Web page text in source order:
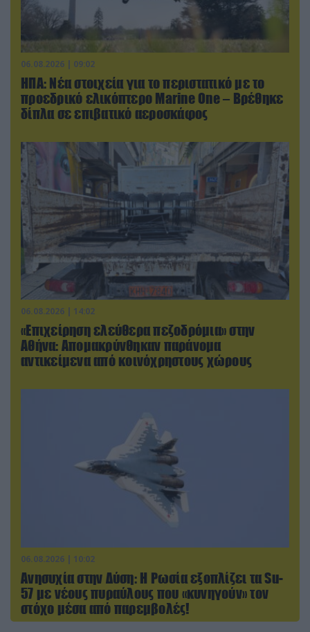
06.08.2026 | 09:02
ΗΠΑ: Nέα στοιχεία για το περιστατικό με το
προεδρικό ελικόπτερο Marine One – Βρέθηκε
δίπλα σε επιβατικό αεροσκάφος
06.08.2026 | 14:02
«Επιχείρηση ελεύθερα πεζοδρόμια» στην
Αθήνα: Απομακρύνθηκαν παράνομα
αντικείμενα από κοινόχρηστους χώρους
06.08.2026 | 10:02
Ανησυχία στην Δύση: H Ρωσία εξοπλίζει τα Su-
57 με νέους πυραύλους που «κυνηγούν» τον
στόχο μέσα από παρεμβολές!